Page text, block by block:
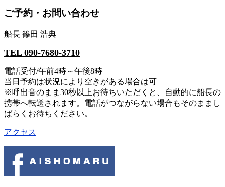
ご予約・お問い合わせ
船長 篠田 浩典
TEL 090-7680-3710
電話受付/午前4時～午後8時
当日予約は状況により空きがある場合は可
※呼出音のまま30秒以上お待ちいただくと、自動的に船長の
携帯へ転送されます。電話がつながらない場合もそのままし
ばらくお待ちください。
アクセス